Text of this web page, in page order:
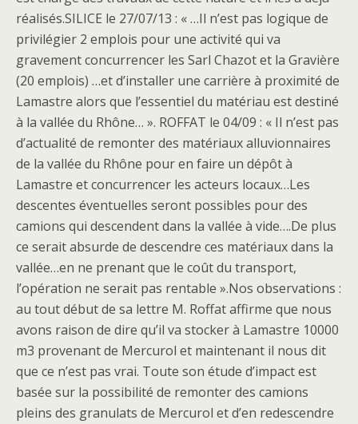
réalisés.SILICE le 27/07/13 : « …Il n’est pas logique de
privilégier 2 emplois pour une activité qui va
gravement concurrencer les Sarl Chazot et la Gravière
(20 emplois) …et d’installer une carrière à proximité de
Lamastre alors que l’essentiel du matériau est destiné
à la vallée du Rhône… ». ROFFAT le 04/09 : « Il n’est pas
d’actualité de remonter des matériaux alluvionnaires
de la vallée du Rhône pour en faire un dépôt à
Lamastre et concurrencer les acteurs locaux…Les
descentes éventuelles seront possibles pour des
camions qui descendent dans la vallée à vide….De plus
ce serait absurde de descendre ces matériaux dans la
vallée…en ne prenant que le coût du transport,
l’opération ne serait pas rentable ».Nos observations :
au tout début de sa lettre M. Roffat affirme que nous
avons raison de dire qu’il va stocker à Lamastre 10000
m3 provenant de Mercurol et maintenant il nous dit
que ce n’est pas vrai. Toute son étude d’impact est
basée sur la possibilité de remonter des camions
pleins des granulats de Mercurol et d’en redescendre